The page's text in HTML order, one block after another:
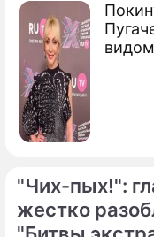
видом
"Чих-пых!":
жестко